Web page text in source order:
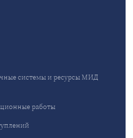
системы и ресурсы МИД
работы